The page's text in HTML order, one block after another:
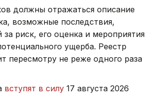
должны отражаться описание
возможные последствия,
за риск, его оценка и мероприятия
ущерба. Реестр
пересмотру не реже одного раза
вступят в силу 17 августа 2026